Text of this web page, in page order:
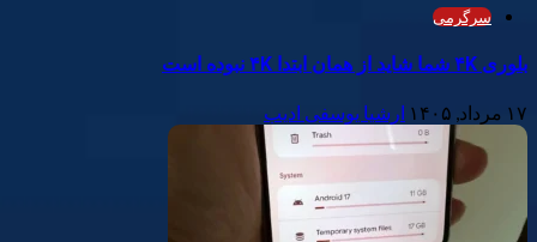
سرگرمی
بلو‌ری ۴K شما شاید از همان ابتدا ۴K نبوده است
۱۷ مرداد, ۱۴۰۵ ارشیا یوسفی ادیب